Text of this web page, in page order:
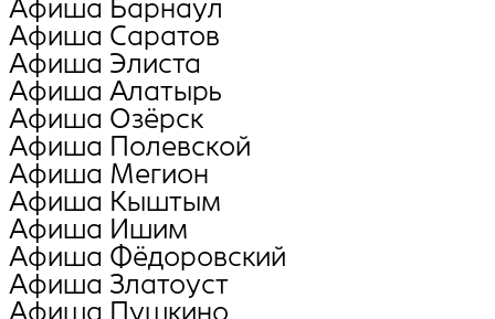
Афиша Барнаул
Афиша Саратов
Афиша Элиста
Афиша Алатырь
Афиша Озёрск
Афиша Полевской
Афиша Мегион
Афиша Кыштым
Афиша Ишим
Афиша Фёдоровский
Афиша Златоуст
Афиша Пушкино